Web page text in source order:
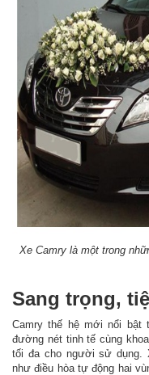
Xe Camry là một trong
Sang trọng,
Camry thế hệ mới nổi bật
đường nét tinh tế cùng
tối đa cho người sử dụng.
như điều hòa tự động hai